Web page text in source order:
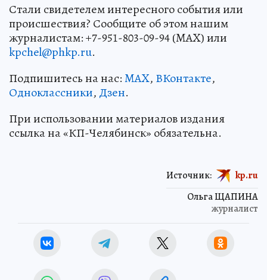
Стали свидетелем интересного события или
происшествия? Сообщите об этом нашим
журналистам: +7-951-803-09-94 (MAX) или
kpchel@phkp.ru.
Подпишитесь на нас:MAX, ВКонтакте,
Одноклассники, Дзен.
При использовании материалов издания
ссылка на «КП-Челябинск» обязательна.
Ольга ЩАПИНА
журналист
Источник: kp.ru